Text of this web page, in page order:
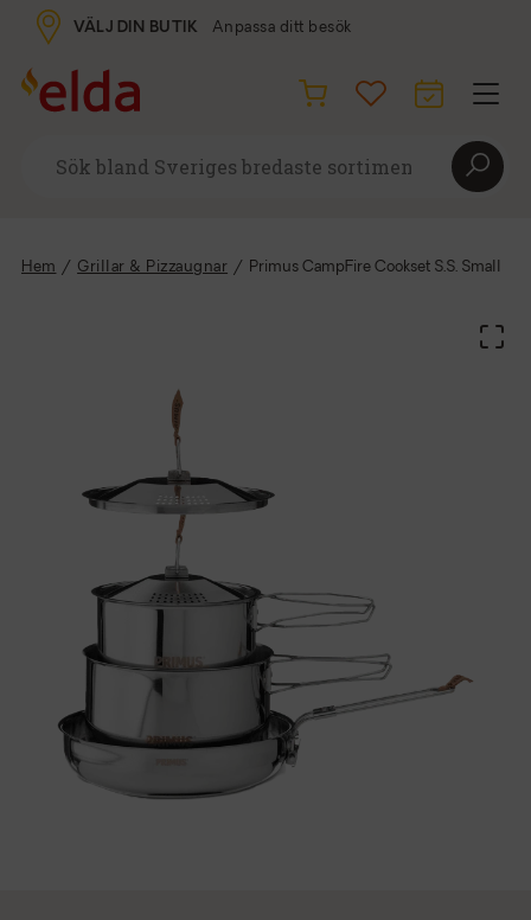
VÄLJ DIN BUTIK Anpassa ditt besök
Hem / Grillar & Pizzaugnar / Primus CampFire Cookset S.S. Small